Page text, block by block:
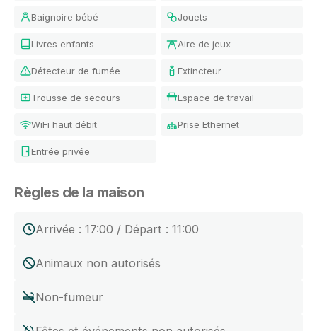
Baignoire bébé Jouets
Livres enfants Aire de jeux
Détecteur de fumée Extincteur
Trousse de secours Espace de travail
WiFi haut débit Prise Ethernet
Entrée privée
Règles de la maison
Arrivée : 17:00 / Départ : 11:00
Animaux non autorisés
Non-fumeur